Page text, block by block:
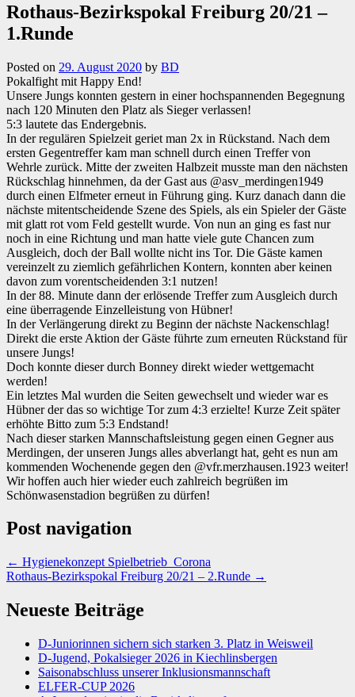
Rothaus-Bezirkspokal Freiburg 20/21 –
1.Runde
Posted on 29. August 2020 by BD
Pokalfight mit Happy End!
Unsere Jungs konnten gestern in einer hochspannenden Begegnung
nach 120 Minuten den Platz als Sieger verlassen!
5:3 lautete das Endergebnis.
In der regulären Spielzeit geriet man 2x in Rückstand. Nach dem
ersten Gegentreffer kam man schnell durch einen Treffer von
Wehrle zurück. Mitte der zweiten Halbzeit musste man den nächsten
Rückschlag hinnehmen, da der Gast aus @asv_merdingen1949
durch einen Elfmeter erneut in Führung ging. Kurz danach dann die
nächste mitentscheidende Szene des Spiels, als ein Spieler der Gäste
mit glatt rot vom Feld gestellt wurde. Von nun an ging es fast nur
noch in eine Richtung und man hatte viele gute Chancen zum
Ausgleich, doch der Ball wollte nicht ins Tor. Die Gäste kamen
vereinzelt zu ziemlich gefährlichen Kontern, konnten aber keinen
davon zum vorentscheidenden 3:1 nutzen!
In der 88. Minute dann der erlösende Treffer zum Ausgleich durch
eine überragende Einzelleistung von Hübner!
In der Verlängerung direkt zu Beginn der nächste Nackenschlag!
Direkt die erste Aktion der Gäste führte zum erneuten Rückstand für
unsere Jungs!
Doch konnte dieser durch Bonney direkt wieder wettgemacht
werden!
Ein letztes Mal wurden die Seiten gewechselt und wieder war es
Hübner der das so wichtige Tor zum 4:3 erzielte! Kurze Zeit später
erhöhte Bitto zum 5:3 Endstand!
Nach dieser starken Mannschaftsleistung gegen einen Gegner aus
Merdingen, der unseren Jungs alles abverlangt hat, geht es nun am
kommenden Wochenende gegen den @vfr.merzhausen.1923 weiter!
Wir hoffen auch hier wieder euch zahlreich begrüßen im
Schönwasenstadion begrüßen zu dürfen!
Post navigation
← Hygienekonzept Spielbetrieb_Corona
Rothaus-Bezirkspokal Freiburg 20/21 – 2.Runde →
Neueste Beiträge
D-Juniorinnen sichern sich starken 3. Platz in Weisweil
D-Jugend, Pokalsieger 2026 in Kiechlinsbergen
Saisonabschluss unserer Inklusionsmannschaft
ELFER-CUP 2026